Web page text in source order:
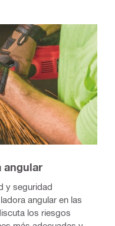
angular
y seguridad
angular en las
los riesgos